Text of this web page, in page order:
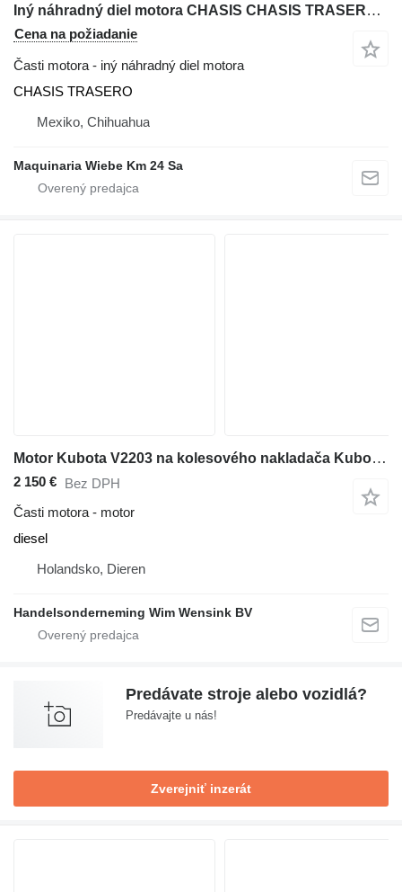
Iný náhradný diel motora CHASIS CHASIS TRASERO na kolesového nakladača Kubota R420S
Cena na požiadanie
Časti motora - iný náhradný diel motora
CHASIS TRASERO
Mexiko, Chihuahua
Maquinaria Wiebe Km 24 Sa
Motor Kubota V2203 na kolesového nakladača Kubota R 510
2 150 € Bez DPH
Časti motora - motor
diesel
Holandsko, Dieren
Handelsonderneming Wim Wensink BV
Predávate stroje alebo vozidlá?
Predávajte u nás!
Zverejniť inzerát